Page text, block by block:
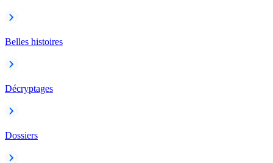
Belles histoires
Décryptages
Dossiers